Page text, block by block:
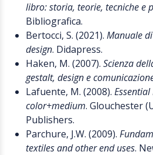
libro: storia, teorie, tecniche e
Bibliografica.
Bertocci, S. (2021). Manuale
design. Didapress.
Haken, M. (2007). Scienza
gestalt, design e
Lafuente, M. (2008).
color+medium. Glouchester
Publishers.
Parchure, J.W. (2009).
textiles and other end uses.